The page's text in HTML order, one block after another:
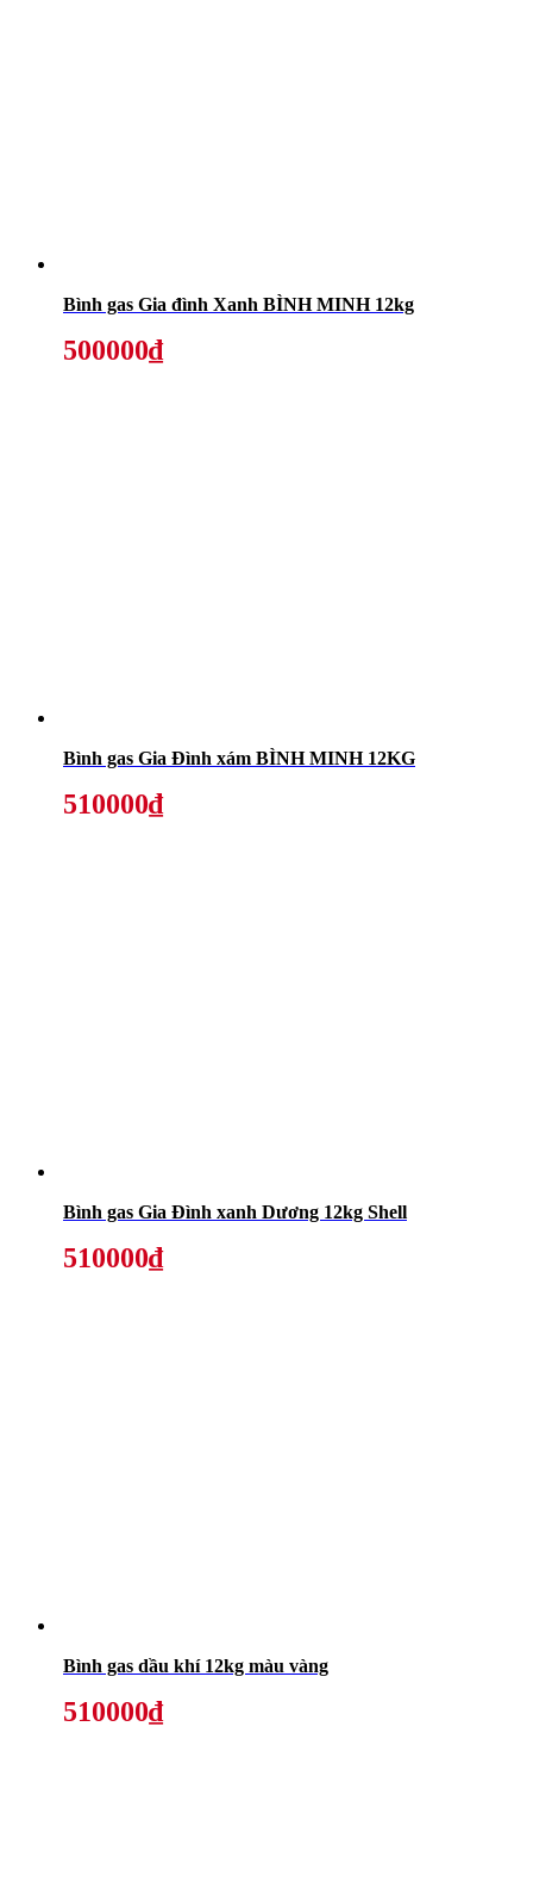
Bình gas Gia đình Xanh BÌNH MINH 12kg
500000₫
Bình gas Gia Đình xám BÌNH MINH 12KG
510000₫
Bình gas Gia Đình xanh Dương 12kg Shell
510000₫
Bình gas dầu khí 12kg màu vàng
510000₫